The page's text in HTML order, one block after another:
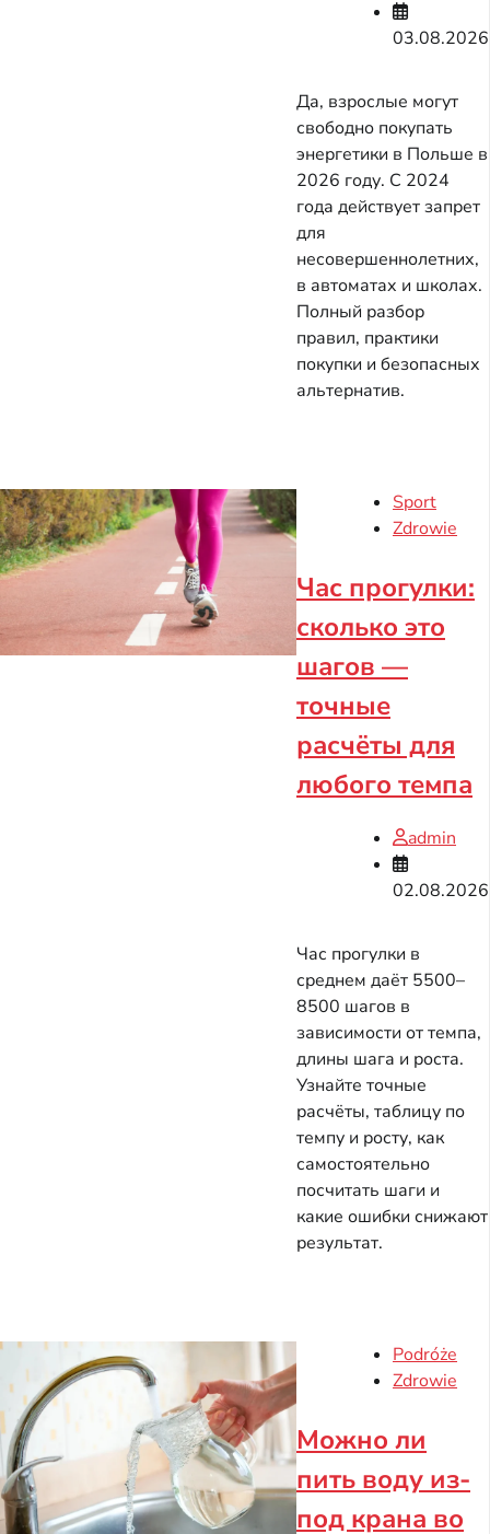
03.08.2026
Да, взрослые могут
свободно покупать
энергетики в Польше в
2026 году. С 2024
года действует запрет
для
несовершеннолетних,
в автоматах и школах.
Полный разбор
правил, практики
покупки и безопасных
альтернатив.
Sport
Zdrowie
Час прогулки:
сколько это
шагов —
точные
расчёты для
любого темпа
admin
02.08.2026
Час прогулки в
среднем даёт 5500–
8500 шагов в
зависимости от темпа,
длины шага и роста.
Узнайте точные
расчёты, таблицу по
темпу и росту, как
самостоятельно
посчитать шаги и
какие ошибки снижают
результат.
Podróże
Zdrowie
Можно ли
пить воду из-
под крана во